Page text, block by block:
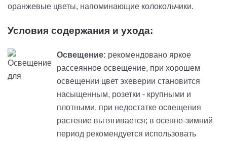
оранжевые цветы, напоминающие колокольчики.
Условия содержания и ухода:
Освещение: рекомендовано яркое
рассеянное освещение, при хорошем
освещении цвет эхеверии становится
насыщенным, розетки - крупными и
плотными, при недостатке освещения
растение вытягивается; в осенне-зимний
период рекомендуется использовать